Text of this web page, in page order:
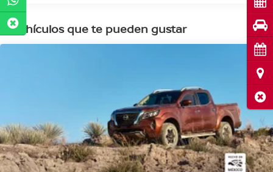
Vehículos que te pueden gustar